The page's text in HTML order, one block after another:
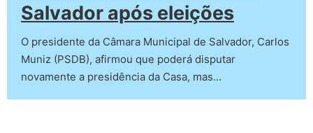
Salvador após eleições
O presidente da Câmara Municipal de Salvador, Carlos
Muniz (PSDB), afirmou que poderá disputar
novamente a presidência da Casa, mas…